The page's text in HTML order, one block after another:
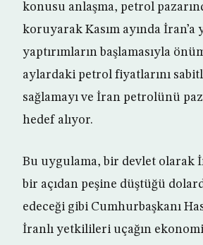
konusu anlaşma, petrol
koruyarak Kasım ayında
yaptırımların başlamasıyla
aylardaki petrol fiyatlarını
sağlamayı ve İran petrolünü
hedef alıyor.
Bu uygulama, bir devlet olarak
bir açıdan peşine düştüğü
edeceği gibi Cumhurbaşkanı
İranlı yetkilileri uçağın ekonomi